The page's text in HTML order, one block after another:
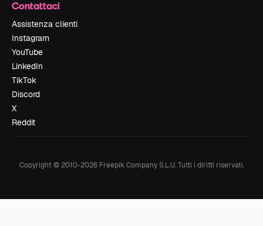
Contattaci
Assistenza clienti
Instagram
YouTube
LinkedIn
TikTok
Discord
X
Reddit
Copyright © 2010-2026Freepik Company S.L.U. Tutti i diritti riservati.